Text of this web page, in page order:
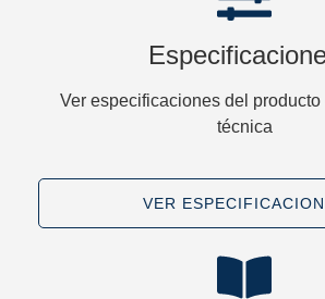
Ver especificaciones del producto
técnica
VER